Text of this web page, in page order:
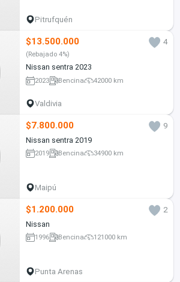
Pitrufquén
$13.500.000 4
(Rebajado 4%)
Nissan sentra 2023
2023 Bencina 42000 km
Valdivia
$7.800.000
9
Nissan sentra 2019
2019 Bencina 34900 km
Maipú
$1.200.000
2
Nissan
1996 Bencina 121000 km
Punta Arenas